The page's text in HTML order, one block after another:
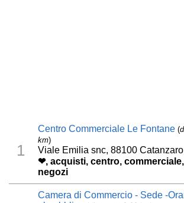
1
Centro Commerciale Le Fontane (
km)
Viale Emilia snc, 88100 Catanzaro
❤, acquisti, centro,
negozi
Camera di Commercio - Sede -